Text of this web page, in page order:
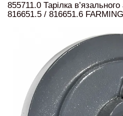
855711.0 Тарілка
816651.5 / 816651.6